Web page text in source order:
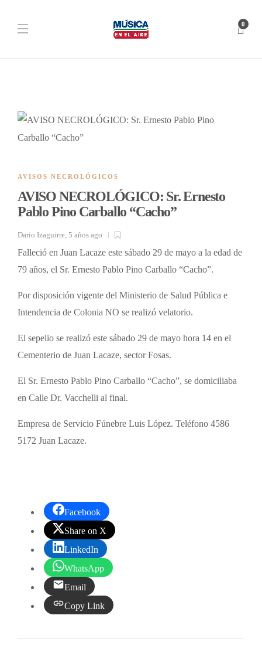
0
AVISOS NECROLÓGICOS
AVISO NECROLÓGICO: Sr. Ernesto
Pablo Pino Carballo “Cacho”
Dario Izaguirre, 5 años ago
Falleció en Juan Lacaze este sábado 29 de mayo a la edad de
79 años, el Sr. Ernesto Pablo Pino Carballo “Cacho”.
Por disposición vigente del Ministerio de Salud Pública e
Intendencia de Colonia NO se realizó velatorio.
El sepelio se realizó este sábado 29 de mayo hora 14 en el
Cementerio de Juan Lacaze, sector Fosas.
El Sr. Ernesto Pablo Pino Carballo “Cacho”, se domiciliaba
en Calle Dr. Vacchelli al final.
Empresa de Servicio Fúnebre Luis López. Teléfono 4586
5172 Juan Lacaze.
Facebook
Share on X
LinkedIn
WhatsApp
Email
Copy Link